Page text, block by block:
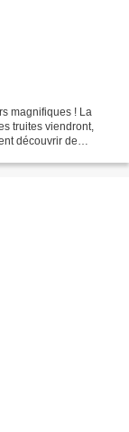
! La
truites viendront,